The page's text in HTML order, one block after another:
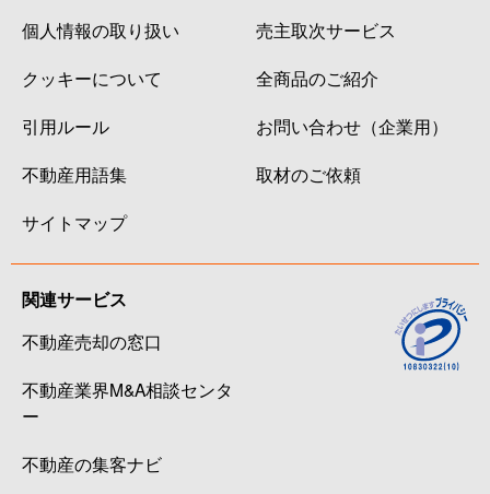
個人情報の取り扱い
クッキーについて
引用ルール
不動産用語集
サイトマップ
売主取次サービス
全商品のご紹介
お問い合わせ（企業用）
取材のご依頼
関連サービス
不動産売却の窓口
不動産業界M&A相談センタ
ー
不動産の集客ナビ